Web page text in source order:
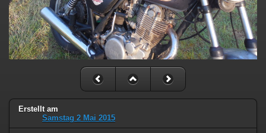
Erstellt am
Samstag 2 Mai 2015